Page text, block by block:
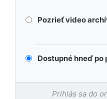
Pozrieť video
Dostupné hneď po
Prihlás sa do